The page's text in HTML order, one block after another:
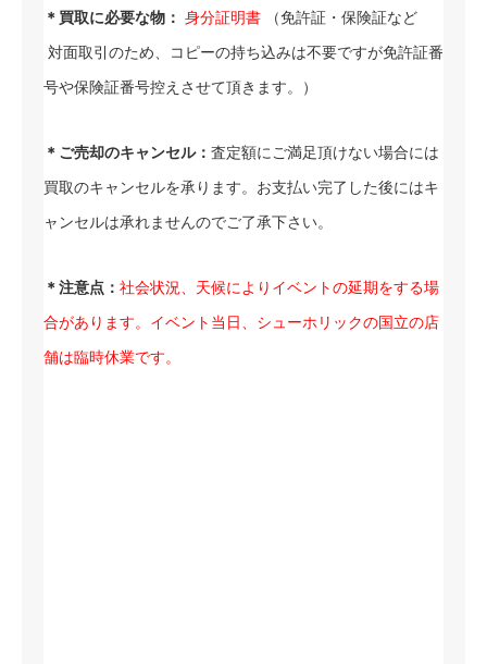
＊買取に必要な物： 身分証明書 （免許証・保険証など
対面取引のため、コピーの持ち込みは不要ですが免許証番
号や保険証番号控えさせて頂きます。）
＊ご売却のキャンセル： 査定額にご満足頂けない場合には
買取のキャンセルを承ります。お支払い完了した後にはキ
ャンセルは承れませんのでご了承下さい。
＊注意点： 社会状況、天候によりイベントの延期をする場
合があります。 イベント当日、シューホリックの国立の店
舗は臨時休業です。